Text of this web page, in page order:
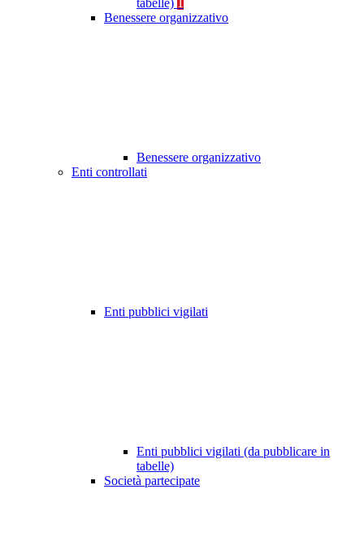
tabelle)
Benessere organizzativo
Benessere organizzativo
Enti controllati
Enti pubblici vigilati
Enti pubblici vigilati (da pubblicare in
tabelle)
Società partecipate